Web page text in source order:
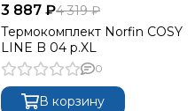
3 887 ₽4 319 ₽
Термокомплект Norfin COSY
LINE B 04 р.XL
0
В корзину